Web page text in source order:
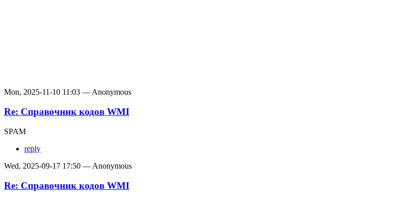
Mon, 2025-11-10 11:03 — Anonymous
Re: Справочник кодов WMI
SPAM
reply
Wed, 2025-09-17 17:50 — Anonymous
Re: Справочник кодов WMI